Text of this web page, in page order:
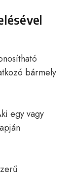
bármely
egy vagy